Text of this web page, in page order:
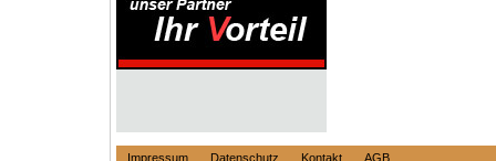
Impressum Datenschutz Kontakt AGB